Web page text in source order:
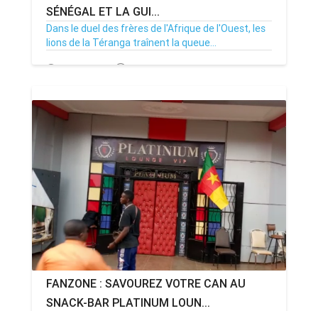
SÉNÉGAL ET LA GUI...
Dans le duel des frères de l'Afrique de l'Ouest, les
lions de la Téranga traînent la queue...
14/01/22 Par MenouActu 0
FANZONE : SAVOUREZ VOTRE CAN AU
SNACK-BAR PLATINUM LOUN...